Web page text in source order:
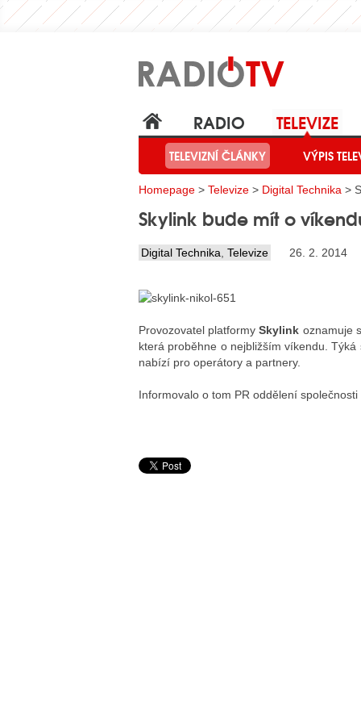
RADIO TELEVIZE
TELEVIZNÍ ČLÁNKY VÝPIS
Homepage > Televize > Digital Technika >
Skylink bude mít o
Digital Technika Televize 26. 2. 2014
Provozovatel platformySkylink oznamuje
která proběhne o nejbližším víkendu.
nabízí pro operátory a partnery.
Informovalo o tom PR oddělení